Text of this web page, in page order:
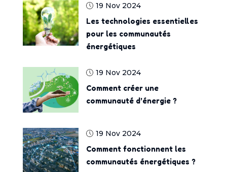
19 Nov 2024
Les technologies essentielles
pour les communautés
énergétiques
19 Nov 2024
Comment créer une
communauté d’énergie ?
19 Nov 2024
Comment fonctionnent les
communautés énergétiques ?